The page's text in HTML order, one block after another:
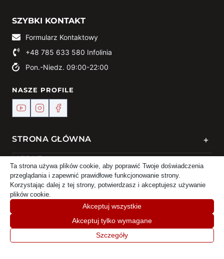
SZYBKI KONTAKT
Formularz Kontaktowy
+48 785 633 580 Infolinia
Pon.-Niedz. 09:00-22:00
NASZE PROFILE
STRONA GŁÓWNA +
MEBLE +
KONTAKT
© 2024 Meble DEKO | Powered by
Koszyk
Ta strona używa plików cookie, aby poprawić Twoje doświadczenia
przeglądania i zapewnić prawidłowe funkcjonowanie strony.
Korzystając dalej z tej strony, potwierdzasz i akceptujesz używanie
plików cookie.
Akceptuj wszystkie
Akceptuj tylko wymagane
Szczegóły